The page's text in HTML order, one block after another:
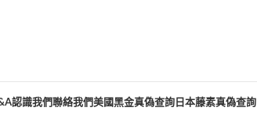
認識我們聯絡我們美國黑金真偽查詢日本藤素真偽查詢